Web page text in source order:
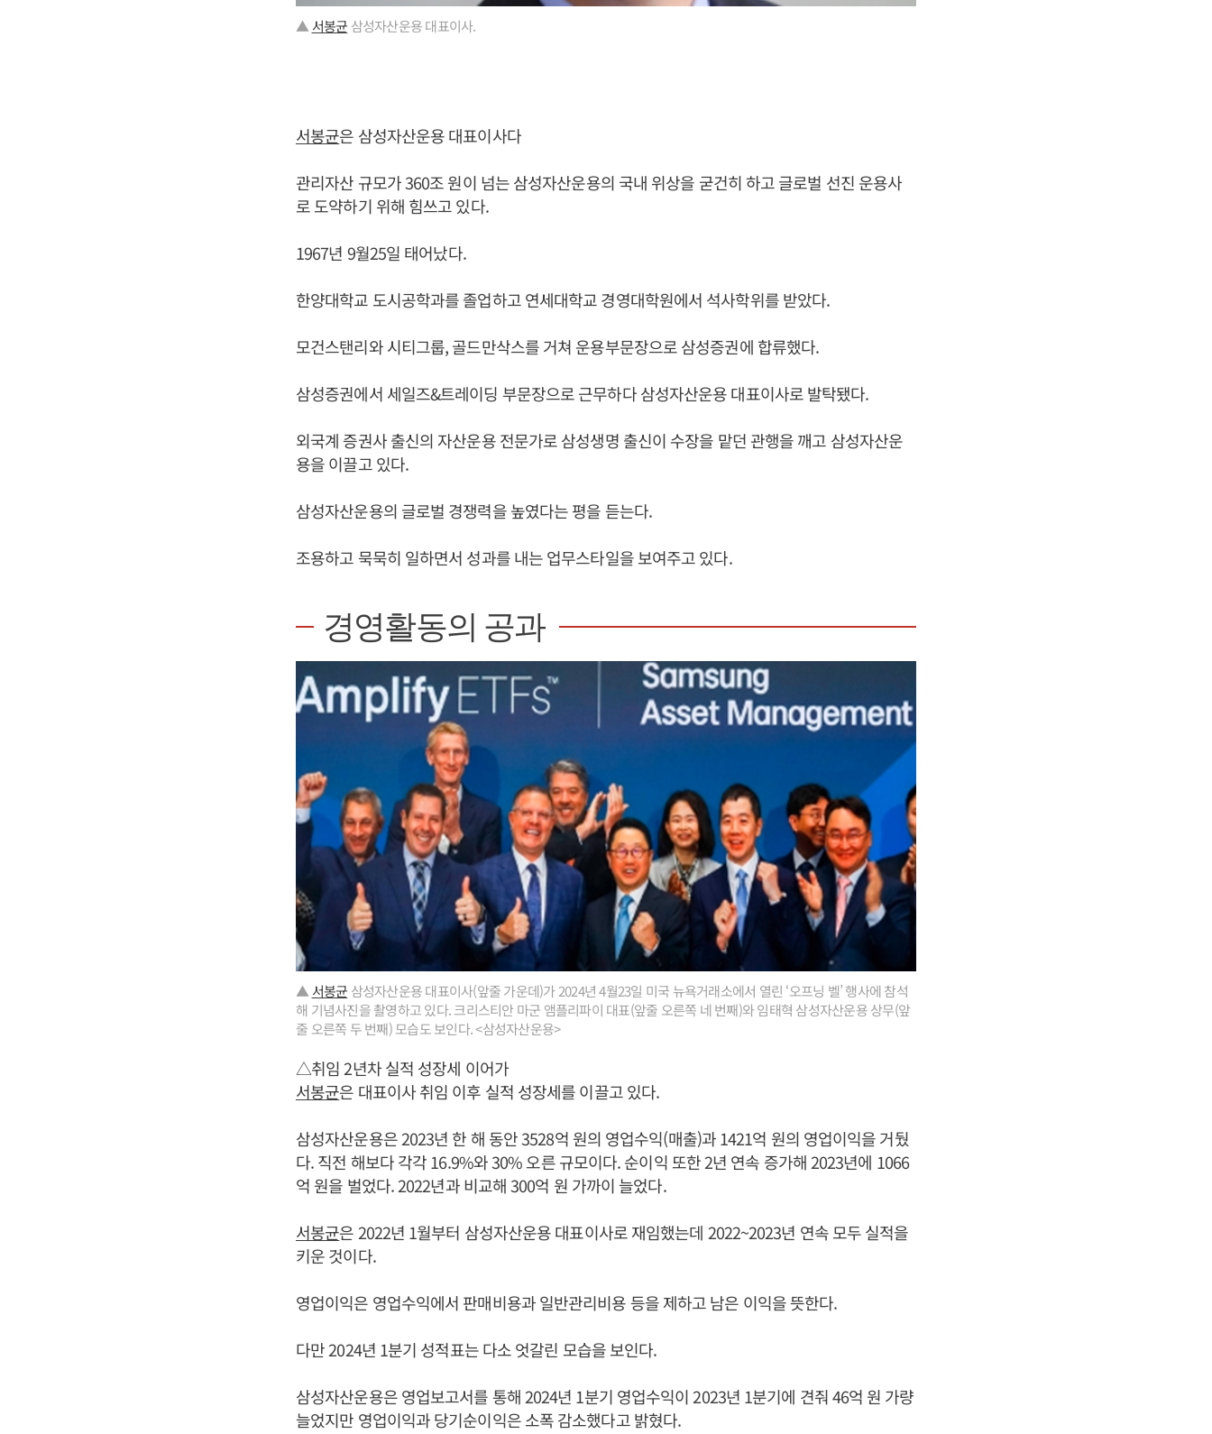
▲ 서봉균 삼성자산운용 대표이사.
서봉균은 삼성자산운용 대표이사다
관리자산 규모가 360조 원이 넘는 삼성자산운용의 국내 위상을 굳건히 하고 글로벌 선진 운용사
로 도약하기 위해 힘쓰고 있다.
1967년 9월25일 태어났다.
한양대학교 도시공학과를 졸업하고 연세대학교 경영대학원에서 석사학위를 받았다.
모건스탠리와 시티그룹, 골드만삭스를 거쳐 운용부문장으로 삼성증권에 합류했다.
삼성증권에서 세일즈&트레이딩 부문장으로 근무하다 삼성자산운용 대표이사로 발탁됐다.
외국계 증권사 출신의 자산운용 전문가로 삼성생명 출신이 수장을 맡던 관행을 깨고 삼성자산운
용을 이끌고 있다.
삼성자산운용의 글로벌 경쟁력을 높였다는 평을 듣는다.
조용하고 묵묵히 일하면서 성과를 내는 업무스타일을 보여주고 있다.
경영활동의 공과
▲ 서봉균 삼성자산운용 대표이사(앞줄 가운데)가 2024년 4월23일 미국 뉴욕거래소에서 열린 ‘오프닝 벨’ 행사에 참석
해 기념사진을 촬영하고 있다. 크리스티안 마군 앰플리파이 대표(앞줄 오른쪽 네 번째)와 임태혁 삼성자산운용 상무(앞
줄 오른쪽 두 번째) 모습도 보인다. <삼성자산운용>
△취임 2년차 실적 성장세 이어가
서봉균은 대표이사 취임 이후 실적 성장세를 이끌고 있다.
삼성자산운용은 2023년 한 해 동안 3528억 원의 영업수익(매출)과 1421억 원의 영업이익을 거뒀
다. 직전 해보다 각각 16.9%와 30% 오른 규모이다. 순이익 또한 2년 연속 증가해 2023년에 1066
억 원을 벌었다. 2022년과 비교해 300억 원 가까이 늘었다.
서봉균은 2022년 1월부터 삼성자산운용 대표이사로 재임했는데 2022~2023년 연속 모두 실적을
키운 것이다.
영업이익은 영업수익에서 판매비용과 일반관리비용 등을 제하고 남은 이익을 뜻한다.
다만 2024년 1분기 성적표는 다소 엇갈린 모습을 보인다.
삼성자산운용은 영업보고서를 통해 2024년 1분기 영업수익이 2023년 1분기에 견줘 46억 원 가량
늘었지만 영업이익과 당기순이익은 소폭 감소했다고 밝혔다.